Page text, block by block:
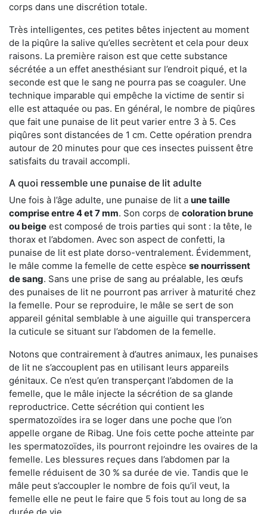
corps dans une discrétion totale.
Très intelligentes, ces petites bêtes injectent au moment
de la piqûre la salive qu’elles secrètent et cela pour deux
raisons. La première raison est que cette substance
sécrétée a un effet anesthésiant sur l’endroit piqué, et la
seconde est que le sang ne pourra pas se coaguler. Une
technique imparable qui empêche la victime de sentir si
elle est attaquée ou pas. En général, le nombre de piqûres
que fait une punaise de lit peut varier entre 3 à 5. Ces
piqûres sont distancées de 1 cm. Cette opération prendra
autour de 20 minutes pour que ces insectes puissent être
satisfaits du travail accompli.
A quoi ressemble une punaise de lit adulte
Une fois à l’âge adulte, une punaise de lit a une taille
comprise entre 4 et 7 mm. Son corps de coloration brune
ou beige est composé de trois parties qui sont : la tête, le
thorax et l’abdomen. Avec son aspect de confetti, la
punaise de lit est plate dorso-ventralement. Évidemment,
le mâle comme la femelle de cette espèce se nourrissent
de sang. Sans une prise de sang au préalable, les œufs
des punaises de lit ne pourront pas arriver à maturité chez
la femelle. Pour se reproduire, le mâle se sert de son
appareil génital semblable à une aiguille qui transpercera
la cuticule se situant sur l’abdomen de la femelle.
Notons que contrairement à d’autres animaux, les punaises
de lit ne s’accouplent pas en utilisant leurs appareils
génitaux. Ce n’est qu’en transperçant l’abdomen de la
femelle, que le mâle injecte la sécrétion de sa glande
reproductrice. Cette sécrétion qui contient les
spermatozoïdes ira se loger dans une poche que l’on
appelle organe de Ribag. Une fois cette poche atteinte par
les spermatozoïdes, ils pourront rejoindre les ovaires de la
femelle. Les blessures reçues dans l’abdomen par la
femelle réduisent de 30 % sa durée de vie. Tandis que le
mâle peut s’accoupler le nombre de fois qu’il veut, la
femelle elle ne peut le faire que 5 fois tout au long de sa
durée de vie.